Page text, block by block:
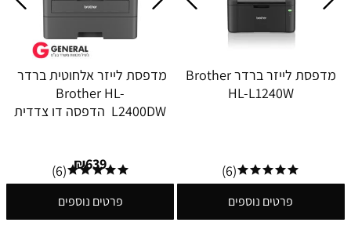
מדפסת לייזר ברדר Brother
HL-L1240W
(6)
פרטים נוספים
מדפסת לייזר אלחוטית ברדר
Brother HL-
L2400DW הדפסה דו צדדית
₪639
(6)
פרטים נוספים